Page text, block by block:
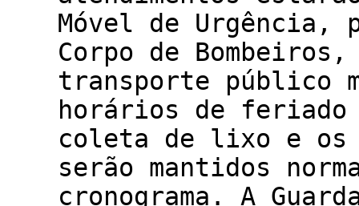
Móvel de
Corpo de
transporte público
horários de
coleta de lixo e os
serão mantidos
cronograma. A